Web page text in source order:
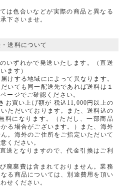
は色合いなどが実際の商品と異なる
下さいませ。
送料について
いずれかで発送いたします。（直送
ます）
けする地域にによって異なります。
いても同一配送先であれば送料は１
ージでご確認ください。
お買い上げ額が 税込11,000円以上の
ただいております。また、送料込の
料になります。（ただし、一部商品
る場合がございます。）また、海外
。海外のご住所をご指定いただいて
ください。
送となりますので、代金引換はご利
廃棄費は含まれておりません。業務
る商品については、別途費用を頂い
せください。